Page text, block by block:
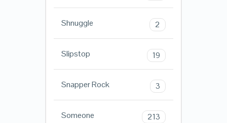
Shnuggle 2
Slipstop 19
Snapper Rock 3
Someone 213